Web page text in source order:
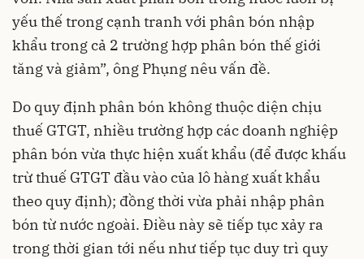
yếu thế trong cạnh tranh với phân bón nhập
khẩu trong cả 2 trường hợp phân bón thế giới
tăng và giảm”, ông Phụng nêu vấn đề.
Do quy định phân bón không thuộc diện chịu
thuế GTGT, nhiều trường hợp các doanh nghiệp
phân bón vừa thực hiện xuất khẩu (để được khấu
trừ thuế GTGT đầu vào của lô hàng xuất khẩu
theo quy định); đồng thời vừa phải nhập phân
bón từ nước ngoài. Điều này sẽ tiếp tục xảy ra
trong thời gian tới nếu như tiếp tục duy trì quy